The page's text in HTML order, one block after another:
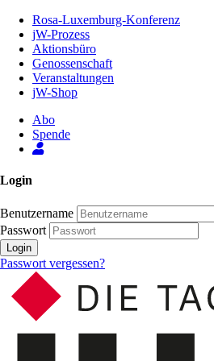
Inhalt
Seite
Rosa-Luxemburg-Konferenz
jW-Prozess
Aktionsbüro
Genossenschaft
Veranstaltungen
jW-Shop
Abo
Spende
Login
Benutzername
Passwort
Login
Passwort vergessen?